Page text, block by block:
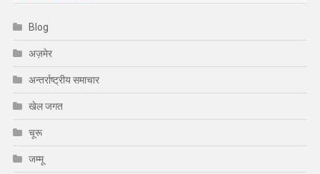
Blog
अज़मेर
अन्तर्राष्ट्रीय समाचार
खेल जगत
चूरू
जम्मू